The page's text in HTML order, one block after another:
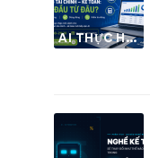
AI THỰC HÀNH